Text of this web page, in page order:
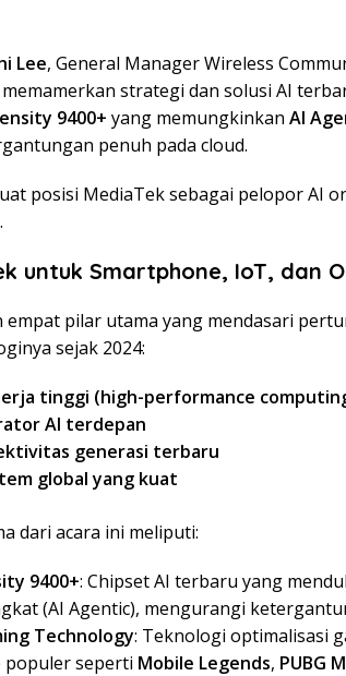
Lee, General Manager Wireless
strategi dan solusi AI
9400+ yang memungkinkan AI
penuh pada cloud.
posisi MediaTek sebagai pelopor AI
untuk Smartphone, IoT, dan
empat pilar utama yang mendasari
sejak 2024:
tinggi (high-performance
AI terdepan
generasi terbaru
global yang kuat
dari acara ini meliputi:
9400+: Chipset AI terbaru yang
(AI Agentic), mengurangi
Technology: Teknologi optimalisasi
populer seperti Mobile Legends, PUBG